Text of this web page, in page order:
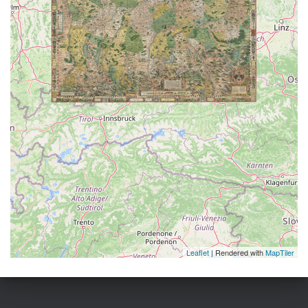
Leaflet | Rendered withMapTiler